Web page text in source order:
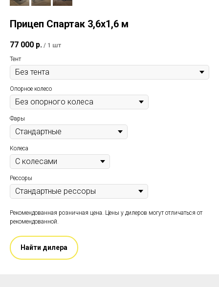
Прицеп Спартак 3,6х1,6 м
77 000 р. / 1 шт
Тент
Опорное колесо
Фары
Колеса
Рессоры
Рекомендованная розничная цена. Цены у дилеров могут отличаться от
рекомендованной.
Найти дилера